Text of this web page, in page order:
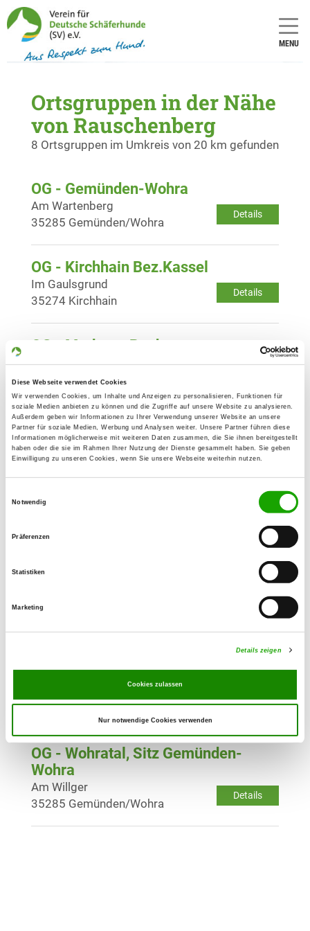
Diese Webseite verwendet Cookies
Wir verwenden Cookies, um Inhalte und Anzeigen zu personalisieren, Funktionen für
soziale Medien anbieten zu können und die Zugriffe auf unsere Website zu analysieren.
Außerdem geben wir Informationen zu Ihrer Verwendung unserer Website an unsere
Partner für soziale Medien, Werbung und Analysen weiter. Unsere Partner führen diese
Informationen möglicherweise mit weiteren Daten zusammen, die Sie ihnen bereitgestellt
haben oder die sie im Rahmen Ihrer Nutzung der Dienste gesammelt haben. Sie geben
Einwilligung zu unseren Cookies, wenn Sie unsere Webseite weiterhin nutzen.
Notwendig
Präferenzen
Statistiken
Marketing
Details zeigen
Cookies zulassen
Nur notwendige Cookies verwenden
MENU
Ortsgruppen in der Nähe
von Rauschenberg
8 Ortsgruppen im Umkreis von 20 km gefunden
OG - Gemünden-Wohra
Details
Am Wartenberg
35285 Gemünden/Wohra
OG - Kirchhain Bez.Kassel
Details
Im Gaulsgrund
35274 Kirchhain
OG - Marburg-Ronhausen
Bortshäuser Str.
35043 Marburg
OG - Marburg/Lahn
Details
Gemarkung Wehrda
35041 Marburg
OG - Neustadt
Details
35279 Neustadt
OG - Schwalmstadt-Treysa
Details
34613 Schwalmstadt-Treysa
OG - Stadtallendorf Krs. Marburg
e.V.
Details
35260 Stadtallendorf
OG - Wohratal, Sitz Gemünden-
Wohra
Details
Am Willger
35285 Gemünden/Wohra